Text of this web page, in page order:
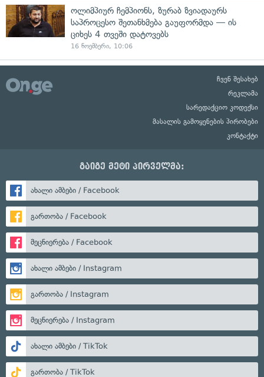
ოლიმპიურ ჩემპიონს, ზურაბ ზვიადაურს
საპროცესო შეთანხმება გაუფორმდა — ის
ციხეს 4 თვეში დატოვებს
16 ნოემბერი, 10:06
ჩვენ შესახებ
რეკლამა
სარედაქციო კოდექსი
მასალის გამოყენების პირობები
კონტაქტი
გაიგე მეტი პირველმა:
ახალი ამბები / Facebook
გართობა / Facebook
მეცნიერება / Facebook
ახალი ამბები / Instagram
გართობა / Instagram
მეცნიერება / Instagram
ახალი ამბები / TikTok
გართობა / TikTok